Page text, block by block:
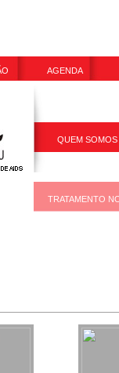
AGENDA
QUEM SOMOS
TRATAMENTO